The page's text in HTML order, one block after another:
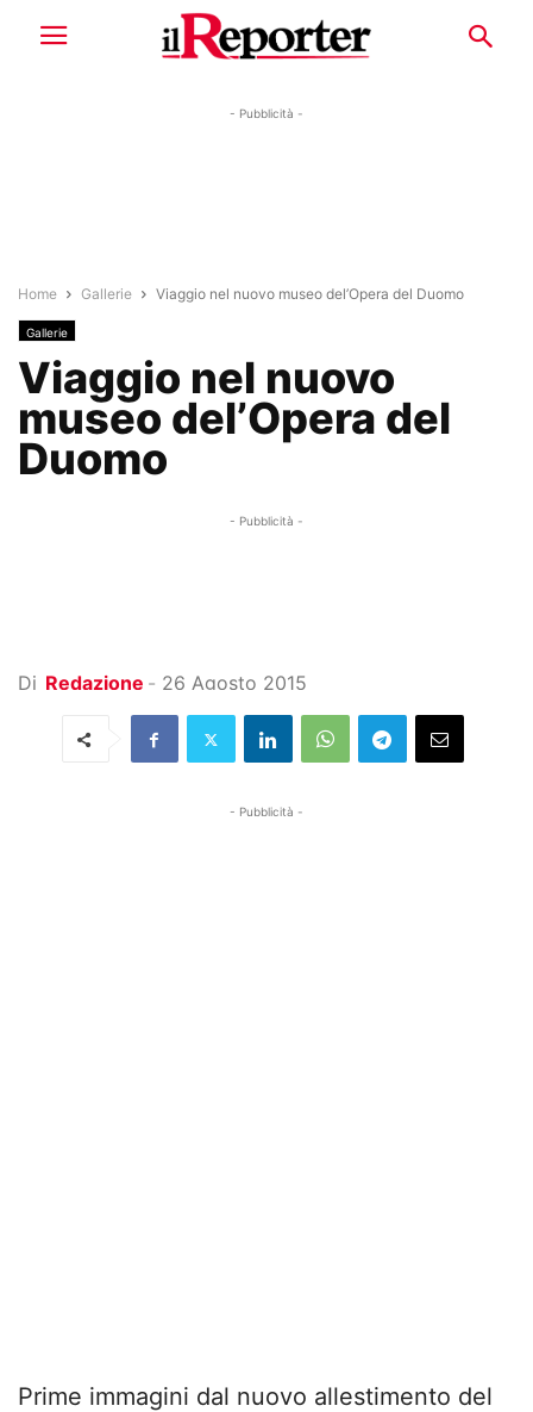
- Pubblicità -
Home Gallerie Viaggio nel nuovo museo del’Opera del Duomo
Gallerie
Viaggio nel nuovo
museo del’Opera del
Duomo
- Pubblicità -
Di Redazione - 26 Agosto 2015
- Pubblicità -
Prime immagini dal nuovo allestimento del